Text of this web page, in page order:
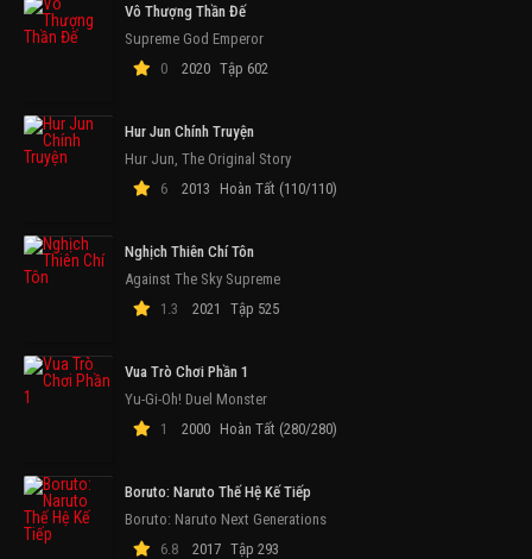
Vô Thượng Thần Đế
Supreme God Emperor
0
2020 Tập 602
Hur Jun Chính Truyện
Hur Jun, The Original Story
6
2013 Hoàn Tất (110/110)
Nghịch Thiên Chí Tôn
Against The Sky Supreme
1.3
2021 Tập 525
Vua Trò Chơi Phần 1
Yu-Gi-Oh! Duel Monster
1
2000 Hoàn Tất (280/280)
Boruto: Naruto Thế Hệ Kế Tiếp
Boruto: Naruto Next Generations
6.8
2017 Tập 293